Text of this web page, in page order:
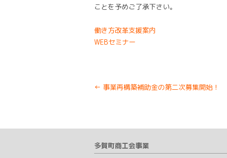
ことを予めご了承下さい。
働き方改革支援案内
WEBセミナー
Post
← 事業再構築補助金の第二次募集開始！
多賀町商工会事業